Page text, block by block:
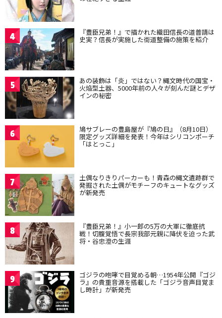
4 『豊臣兄弟！』で描かれた織田信長の道普請は
史実？信長が実施した街道整備の施策を紹介
5 あの装飾は「炎」ではない？縄文時代の国宝・
火焔型土器、5000年前の人々が刻んだ謎とデザ
インの秘密
6 鳩サブレーの豊島屋が『鳩の日』（8月10日）
限定グッズ詳細を発表！今年はシリコンポーチ
「はとっこ」
7 土偶なりきりパーカーも！青森の縄文遺跡群で
発掘された土偶がモチーフのキュートなグッズ
が新発売
8 『豊臣兄弟！』小一郎の5万の大軍に徹底抗
戦！切腹覚悟で長宗我部元親に降伏を迫った武
将・谷忠澄の生涯
9 ゴジラの咆哮で目覚める朝…1954年公開『ゴジ
ラ』の貴重音源を搭載した「ゴジラ音声目覚ま
し時計」が新発売